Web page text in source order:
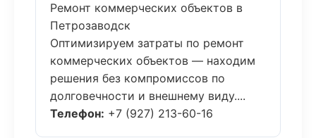
Ремонт коммерческих объектов в
Петрозаводск
Оптимизируем затраты по ремонт
коммерческих объектов — находим
решения без компромиссов по
долговечности и внешнему виду....
Телефон: +7 (927) 213-60-16